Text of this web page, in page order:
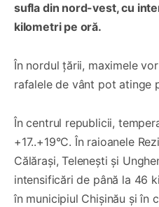
sufla din nord-vest, cu
kilometri pe oră.
În nordul țării, maximele
rafalele de vânt pot atinge
În centrul republicii,
+17..+19°C. În raioanele
Călărași, Telenești și
intensificări de până la 46
în municipiul Chișinău și în